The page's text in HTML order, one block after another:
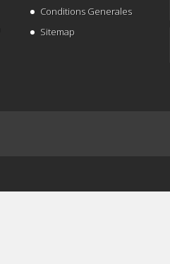
Conditions Generales
Sitemap